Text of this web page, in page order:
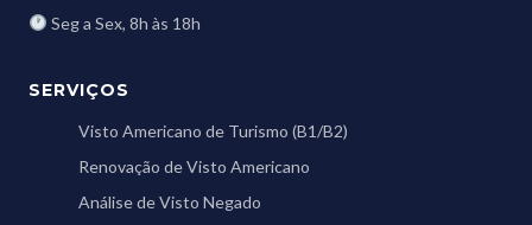
Seg a Sex, 8h às 18h
SERVIÇOS
Visto Americano de Turismo (B1/B2)
Renovação de Visto Americano
Análise de Visto Negado